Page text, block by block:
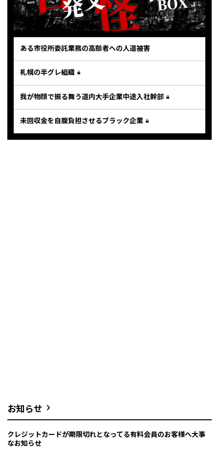
ある市役所委託業務の高齢者への人道被害
札幌の半グレ組織
我が物顔で振る舞う道内大手企業中途入社幹部
未回収金を自腹負担させるブラック企業
お知らせ
クレジットカードが期限切れとなってる有料会員のお客様へ大事
なお知らせ